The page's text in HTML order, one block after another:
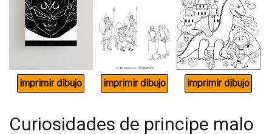
Curiosidades de principe malo